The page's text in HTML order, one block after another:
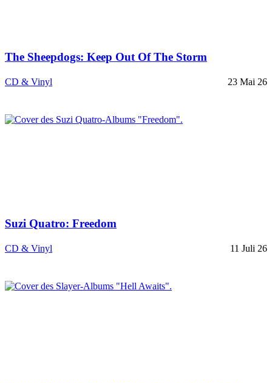
The Sheepdogs: Keep Out Of The Storm
CD & Vinyl 23 Mai 26
Suzi Quatro: Freedom
CD & Vinyl 11 Juli 26